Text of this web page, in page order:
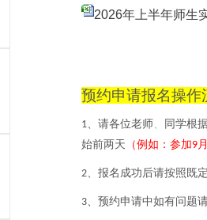
2026年上半年师生
预约申请报名操作
1 、请各位老师
同学根
始前两天 （例如：参加9 月
2 、报名成功后请按照既
3 、预约申请中如有问题